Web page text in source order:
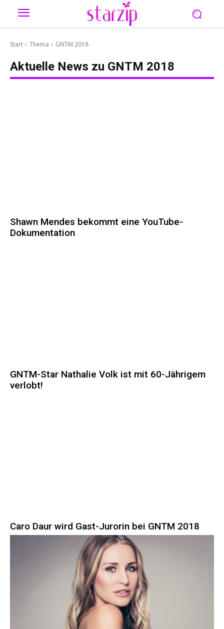
Start Thema GNTM 2018
Aktuelle News zu GNTM 2018
Shawn Mendes bekommt eine YouTube-
Dokumentation
GNTM-Star Nathalie Volk ist mit 60-Jährigem
verlobt!
Caro Daur wird Gast-Jurorin bei GNTM 2018